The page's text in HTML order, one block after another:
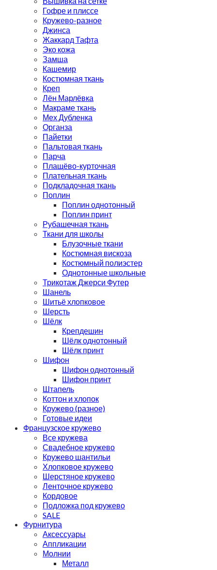
Гофре и плиссе
Кружево-разное
Джинса
Жаккард Тафта
Эко кожа
Замша
Кашемир
Костюмная ткань
Креп
Лён Марлёвка
Макраме ткань
Мех Дубленка
Органза
Пайетки
Пальтовая ткань
Парча
Плащёво-курточная
Плательная ткань
Подкладочная ткань
Поплин
Поплин однотонный
Поплин принт
Рубашечная ткань
Ткани для школы
Блузочные ткани
Костюмная вискоза
Костюмный полиэстер
Однотонные школьные
Трикотаж Джерси Футер
Шанель
Шитьё хлопковое
Шерсть
Шёлк
Крепдешин
Шёлк однотонный
Шёлк принт
Шифон
Шифон однотонный
Шифон принт
Штапель
Коттон и хлопок
Кружево (разное)
Готовые идеи
Французское кружево
Все кружева
Свадебное кружево
Кружево шантильи
Хлопковое кружево
Шерстяное кружево
Ленточное кружево
Кордовое
Подложка под кружево
SALE
Фурнитура
Аксессуары
Аппликации
Молнии
Металл